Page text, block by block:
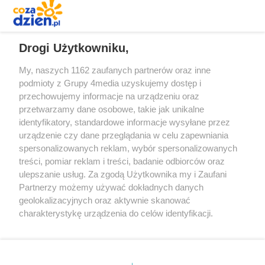
Redakcja Reklama Prywatność
Praca Łódź
the:protocol
Drogi Użytkowniku,
My, naszych 1162 zaufanych partnerów oraz inne
podmioty z Grupy 4media uzyskujemy dostęp i
przechowujemy informacje na urządzeniu oraz
przetwarzamy dane osobowe, takie jak unikalne
identyfikatory, standardowe informacje wysyłane przez
urządzenie czy dane przeglądania w celu zapewniania
spersonalizowanych reklam, wybór spersonalizowanych
treści, pomiar reklam i treści, badanie odbiorców oraz
ulepszanie usług. Za zgodą Użytkownika my i Zaufani
Partnerzy możemy używać dokładnych danych
geolokalizacyjnych oraz aktywnie skanować
charakterystykę urządzenia do celów identyfikacji.